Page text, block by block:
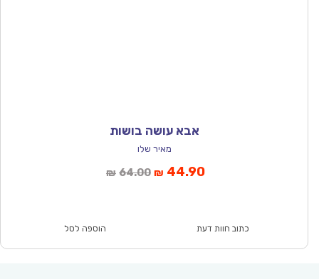
אבא עושה בושות
מאיר שלו
₪ 64.00המחיר
₪64.00.
₪ 44.90
כתוב חוות דעת הוספה לסל